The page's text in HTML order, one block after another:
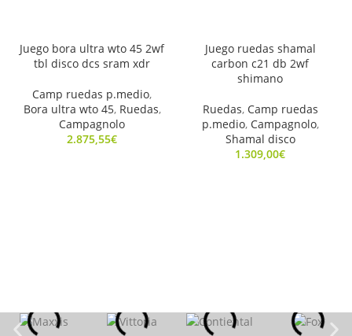
Juego bora ultra wto 45 2wf
tbl disco dcs sram xdr
Camp ruedas p.medio,
Bora ultra wto 45, Ruedas,
Campagnolo
2.875,55€
Juego ruedas shamal
carbon c21 db 2wf
shimano
Ruedas, Camp ruedas
p.medio, Campagnolo,
Shamal disco
1.309,00€